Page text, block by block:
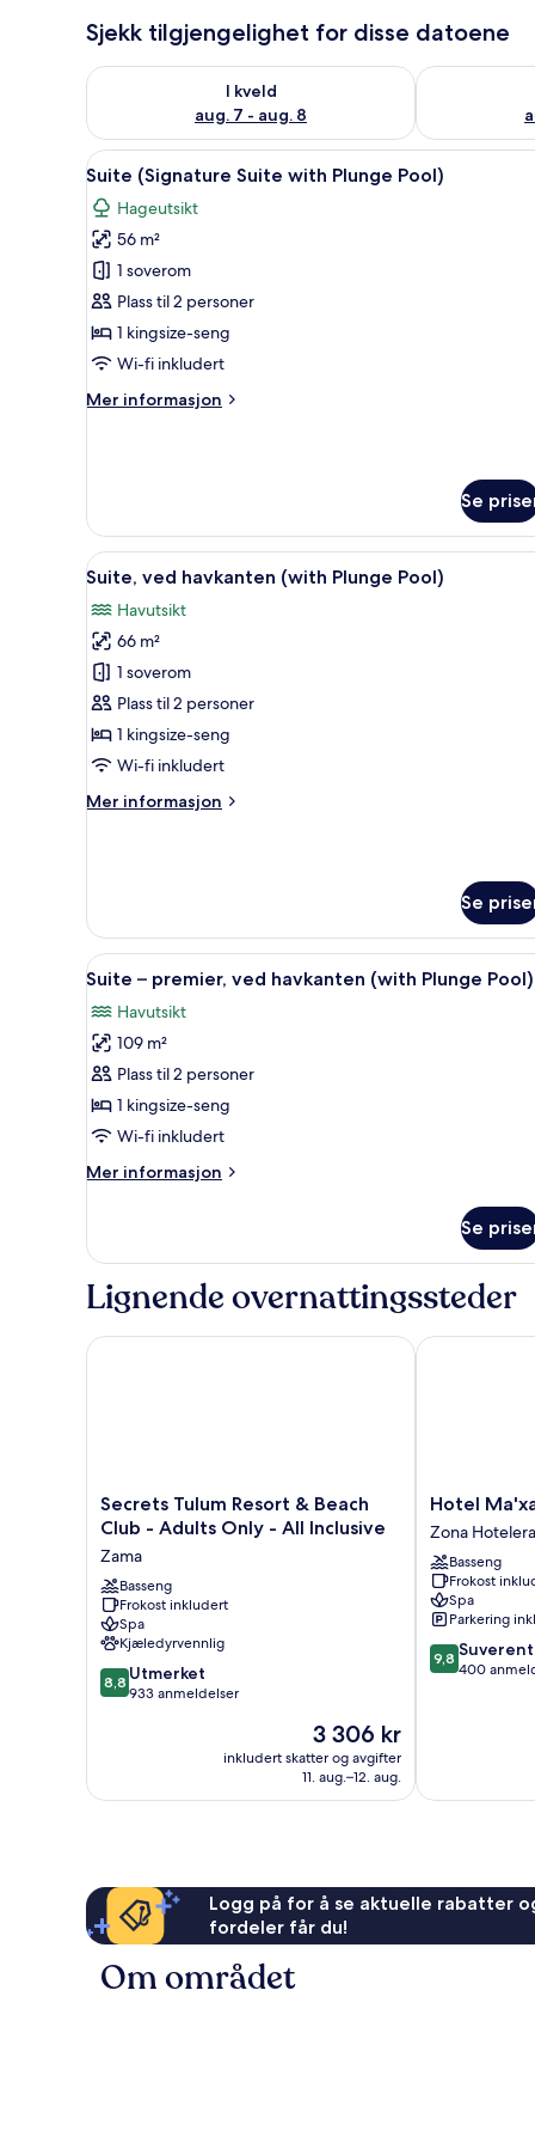
Sjekk tilgjengelighet for disse datoene
I kveld
aug. 7 - aug. 8
Sjekk tilgjengelighet for i kveld, aug. 7 - aug. 8
Sjekk
Åpne
alle
bildene
av
Suite
(Signature
Suite
with
Pool)
Suite (Signature Suite with
7
Suite (Signature Suite with Plunge Pool)
Hageutsikt
56 m²
1 soverom
Plass til 2 personer
1 kingsize-seng
Wi-fi inkludert
Mer informasjon
Mer
with
Plunge
Pool)
Se
Åpne
alle
bildene
av
Suite,
ved
havkanten
(with
Pool)
Suite, ved havkanten (with
7
Suite, ved havkanten (with Plunge Pool)
Havutsikt
66 m²
1 soverom
Plass til 2 personer
1 kingsize-seng
Wi-fi inkludert
Mer informasjon
Mer
(with
Plunge
Pool)
Se
Åpne
alle
bildene
av
Suite
–
premier,
havkanten
Pool)
Suite – premier, ved
6
Suite – premier, ved havkanten (with Plunge Pool)
Havutsikt
109 m²
Plass til 2 personer
1 kingsize-seng
Wi-fi inkludert
Mer informasjon
Mer
–
ved
(with
Se
Lignende overnattingssteder
Secrets
Tulum
&
Beach
Club
-
Adults
Only
-
Secrets Tulum Resort & Beach
Club - Adults Only - All Inclusive
Zama
Basseng
Frokost inkludert
Spa
Kjæledyrvennlig
8.8
av
8,8 Utmerket
933 anmeldelser
Prisen
er
3 306 kr
3 306 kr
inkludert skatter og avgifter
11. aug.–12. aug.
Secrets Tulum Resort & Beach Club - Adults Only -
Hotel
Ma'xanab
Zona
Hotelera
Hotel
Zona Hotelera
Basseng
Frokost
Spa
Parkering
9.8
av
9,8 Suverent
400
Hotel
Logg på for å se aktuelle rabatter
fordeler får du!
Om området